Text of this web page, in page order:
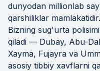
dunyodan millionlab
qarshiliklar mamlakatidir.
Bizning sug'urta
qiladi — Dubay, Abu-
Xayma, Fujayra va
asosiy tibbiy xavflarni